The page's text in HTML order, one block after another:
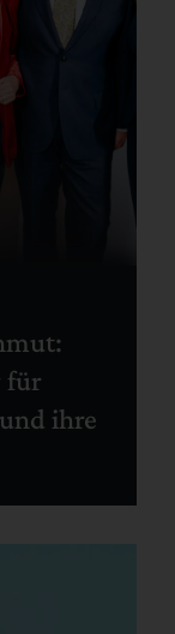
für
ihre